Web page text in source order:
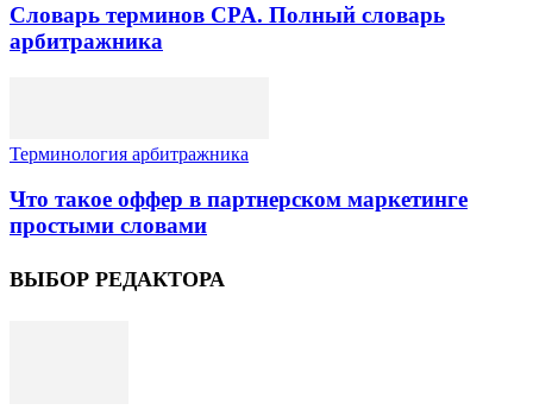
Словарь терминов CPA. Полный словарь
арбитражника
Терминология арбитражника
Что такое оффер в партнерском маркетинге
простыми словами
ВЫБОР РЕДАКТОРА